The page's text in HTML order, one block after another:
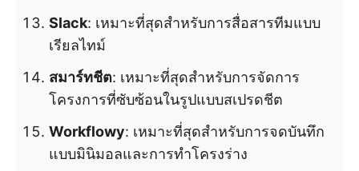
Slack: เหมาะที่สุดสำหรับการสื่อสารทีมแบบ
เรียลไทม์
สมาร์ทชีต: เหมาะที่สุดสำหรับการจัดการ
โครงการที่ซับซ้อนในรูปแบบสเปรดชีต
Workflowy: เหมาะที่สุดสำหรับการจดบันทึก
แบบมินิมอลและการทำโครงร่าง